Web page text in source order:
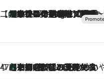
【CREA×星野リゾート】唯一無二。癒しと発見が待つ場所へ
10 Hours Ago
【トンボの足水浴】ヒノキの香りに包まれて涼感マックス！約13℃の湧水かけ流しを避暑地「星野温泉 トンボの湯」で体験
47都道府県の手みやげ ひんやりスイーツで夏を満喫
2026.8.7
【京都府】この夏絶対食べたい 冷やしておいしいおやつ3選 ひと口目から心を掴む新緑のテリーヌ